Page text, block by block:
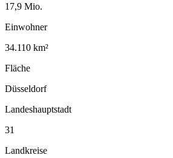
17,9 Mio.
Einwohner
34.110 km²
Fläche
Düsseldorf
Landeshauptstadt
31
Landkreise